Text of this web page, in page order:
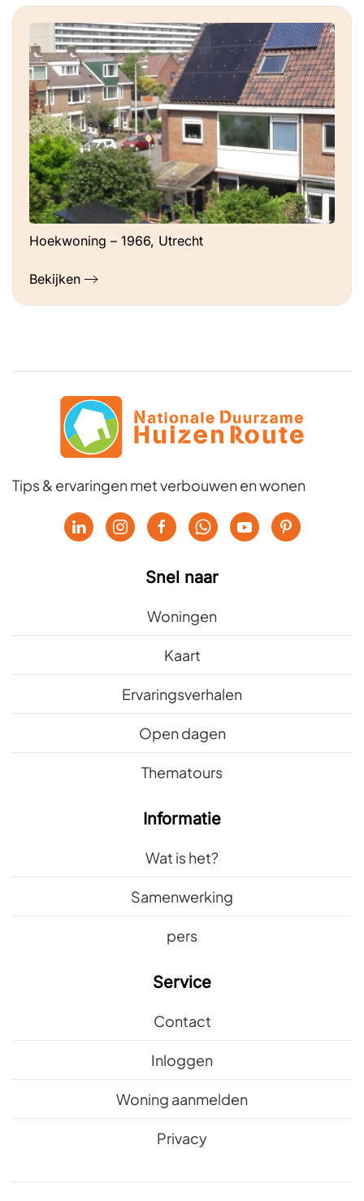
Hoekwoning – 1966, Utrecht
Bekijken
Tips & ervaringen met verbouwen en wonen
Snel naar
Woningen
Kaart
Ervaringsverhalen
Open dagen
Thematours
Informatie
Wat is het?
Samenwerking
pers
Service
Contact
Inloggen
Woning aanmelden
Privacy